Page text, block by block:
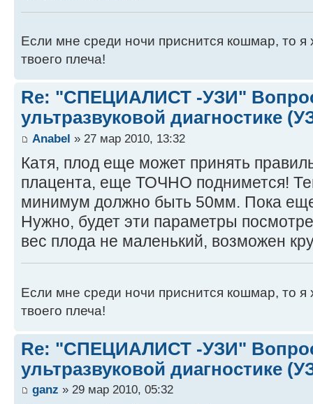
Если мне среди ночи приснится кошмар, то я
твоего плеча!
Re: "СПЕЦИАЛИСТ -УЗИ"
ультразвуковой диагностике
Anabel » 27 мар 2010, 13:32
Катя, плод еще может принять
плацента, еще ТОЧНО поднимется!
минимум должно быть 50мм. Пока
Нужно, будет эти параметры
вес плода не маленький, возможен
Если мне среди ночи приснится кошмар, то я
твоего плеча!
Re: "СПЕЦИАЛИСТ -УЗИ"
ультразвуковой диагностике
ganz » 29 мар 2010, 05:32